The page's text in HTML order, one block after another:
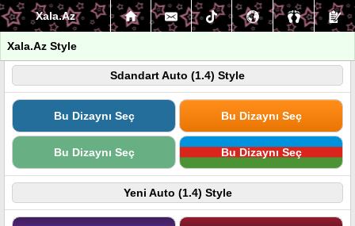
Xala.Az
Xala.Az Style
Sdandart Auto (1.4) Style
Bu Dizaynı Seç Bu Dizaynı Seç
Bu Dizaynı Seç Bu Dizaynı Seç
Yeni Auto (1.4) Style